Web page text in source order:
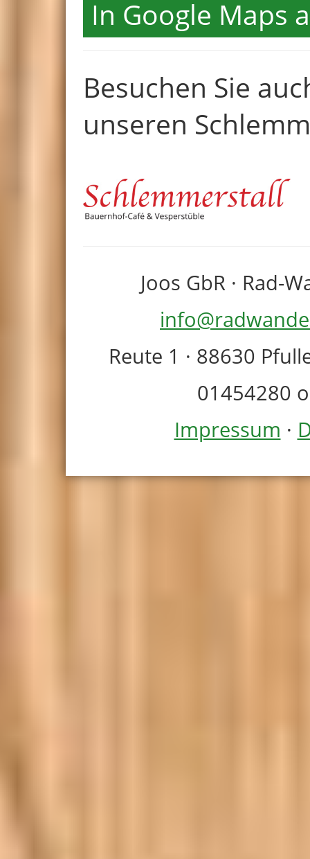
In Google Maps
Besuchen Sie
unseren
Joos GbR · Rad-
Reute 1 · 88630
01454280
Impressum ·